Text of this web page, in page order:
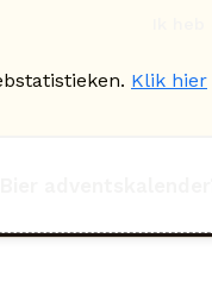
Klik hier